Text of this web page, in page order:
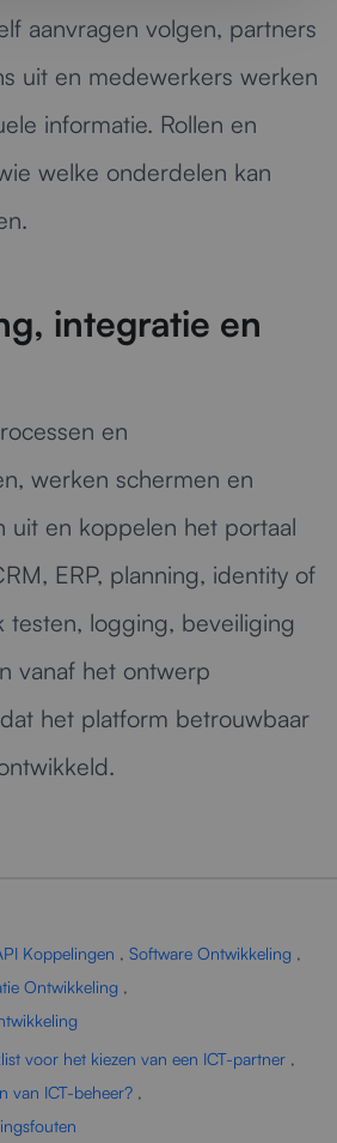
aanvragen volgen, partners
uit en medewerkers werken
informatie. Rollen en
welke onderdelen kan
integratie en
en
werken schermen en
uit en koppelen het portaal
ERP, planning, identity of
testen, logging, beveiliging
vanaf het ontwerp
het platform betrouwbaar
Koppelingen , Software Ontwikkeling ,
Ontwikkeling ,
voor het kiezen van een ICT-partner ,
van ICT-beheer? ,